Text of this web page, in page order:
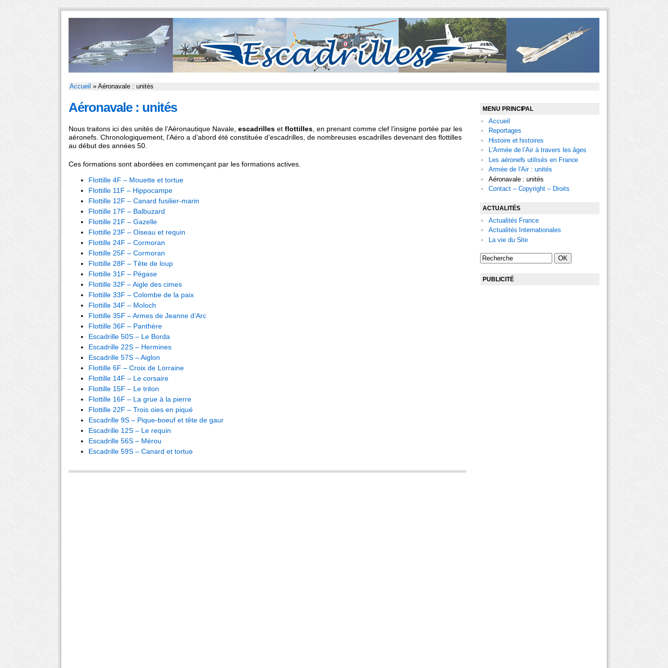
Accueil » Aéronavale : unités
Aéronavale : unités
Nous traitons ici des unités de l’Aéronautique Navale, escadrilles et flottilles , en prenant comme clef l’insigne portée par les
aéronefs. Chronologiquement, l’Aéro a d’abord été constituée d’escadrilles, de nombreuses escadrilles devenant des flottilles
au début des années 50.
Ces formations sont abordées en commençant par les formations actives.
Flottille 4F – Mouette et tortue
Flottille 11F – Hippocampe
Flottille 12F – Canard fusilier-marin
Flottille 17F – Balbuzard
Flottille 21F – Gazelle
Flottille 23F – Oiseau et requin
Flottille 24F – Cormoran
Flottille 25F – Cormoran
Flottille 28F – Tête de loup
Flottille 31F – Pégase
Flottille 32F – Aigle des cimes
Flottille 33F – Colombe de la paix
Flottille 34F – Moloch
Flottille 35F – Armes de Jeanne d’Arc
Flottille 36F – Panthère
Escadrille 50S – Le Borda
Escadrille 22S – Hermines
Escadrille 57S – Aiglon
Flottille 6F – Croix de Lorraine
Flottille 14F – Le corsaire
Flottille 15F – Le triton
Flottille 16F – La grue à la pierre
Flottille 22F – Trois oies en piqué
Escadrille 9S – Pique-boeuf et tête de gaur
Escadrille 12S – Le requin
Escadrille 56S – Mérou
Escadrille 59S – Canard et tortue
MENU PRINCIPAL
Accueil
Reportages
Histoire et histoires
L’Armée de l’Air à travers les âges
Les aéronefs utilisés en France
Armée de l’Air : unités
Aéronavale : unités
Contact – Copyright – Droits
ACTUALITÉS
Actualités France
Actualités Internationales
La vie du Site
PUBLICITÉ